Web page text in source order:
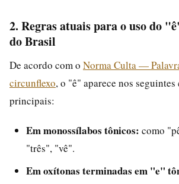
2. Regras atuais para o uso do
do Brasil
De acordo com o Norma Culta —
circunflexo, o "ê" aparece nos seguintes
principais:
Em monossílabos tônicos: como
"três", "vê".
Em oxítonas terminadas em "e"